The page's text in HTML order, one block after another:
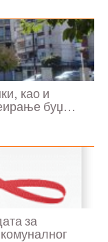
као и
буџ...
за